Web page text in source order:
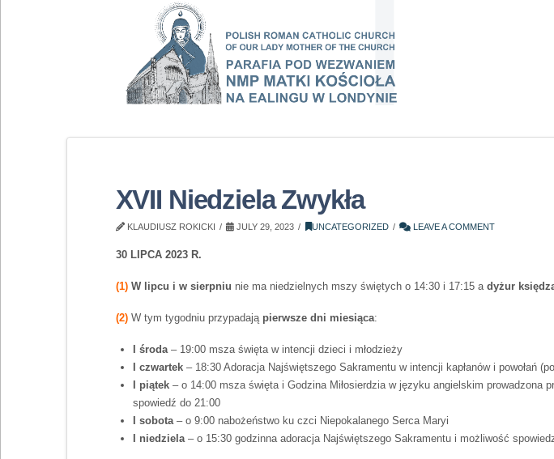
XVII Niedziela Zwykła
KLAUDIUSZ ROKICKI JULY 29, 2023 UNCATEGORIZED LEAVE A COMMENT
30 LIPCA 2023 R.
(1) W lipcu i w sierpniu nie ma niedzielnych mszy świętych o 14:30 i 17:15 a dyżur
(2)W tym tygodniu przypadają pierwsze dni miesiąca:
I środa– 19:00 msza święta w intencji dzieci i młodzieży
I czwartek – 18:30 Adoracja Najświętszego Sakramentu w intencji kapłanów i powołań
I piątek – o 14:00 msza święta i Godzina Miłosierdzia w języku angielskim prowadzona
spowiedź do 21:00
I sobota– o 9:00 nabożeństwo ku czci Niepokalanego Serca Maryi
I niedziela– o 15:30 godzinna adoracja Najświętszego Sakramentu i możliwość